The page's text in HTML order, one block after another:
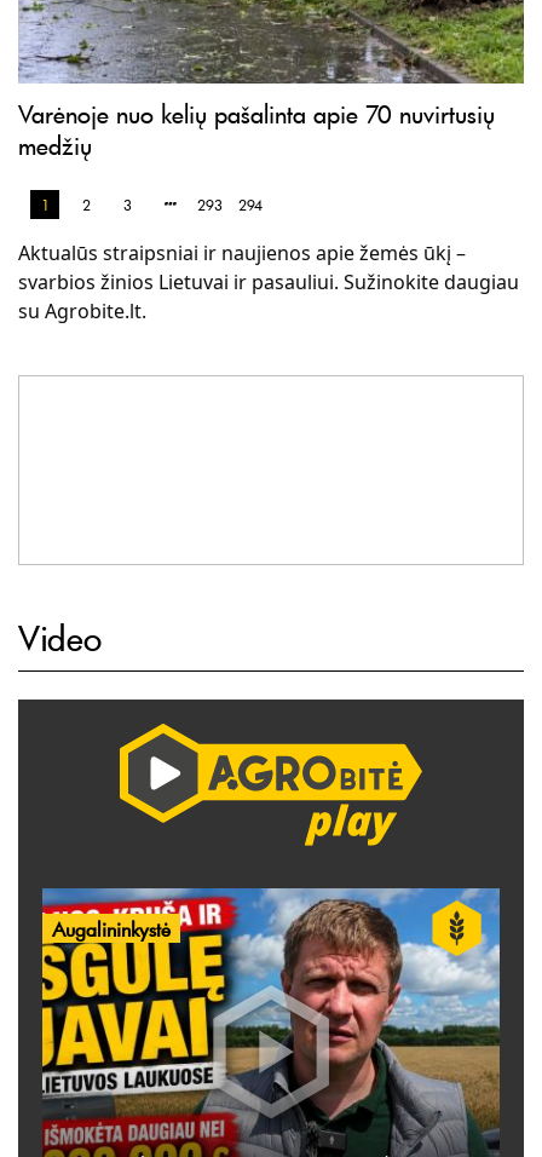
Varėnoje nuo kelių pašalinta apie 70 nuvirtusių
medžių
1 2 3 293 294
Aktualūs straipsniai ir naujienos apie žemės ūkį –
svarbios žinios Lietuvai ir pasauliui. Sužinokite daugiau
su Agrobite.lt.
Video
Augalininkystė